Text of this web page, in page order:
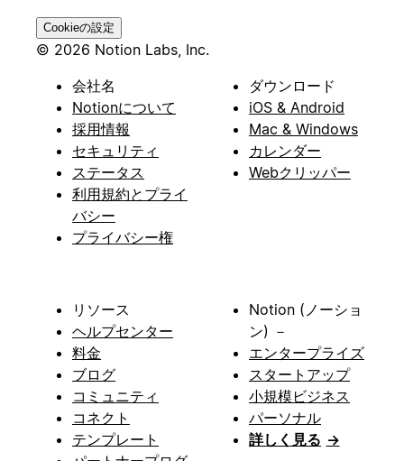
Cookieの設定
© 2026 Notion Labs, Inc.
会社名
Notionについて
採用情報
セキュリティ
ステータス
利用規約とプライ
バシー
プライバシー権
ダウンロード
iOS & Android
Mac & Windows
カレンダー
Webクリッパー
リソース
ヘルプセンター
料金
ブログ
コミュニティ
コネクト
テンプレート
Notion (ノーショ
ン) －
エンタープライズ
スタートアップ
小規模ビジネス
パーソナル
詳しく見る →